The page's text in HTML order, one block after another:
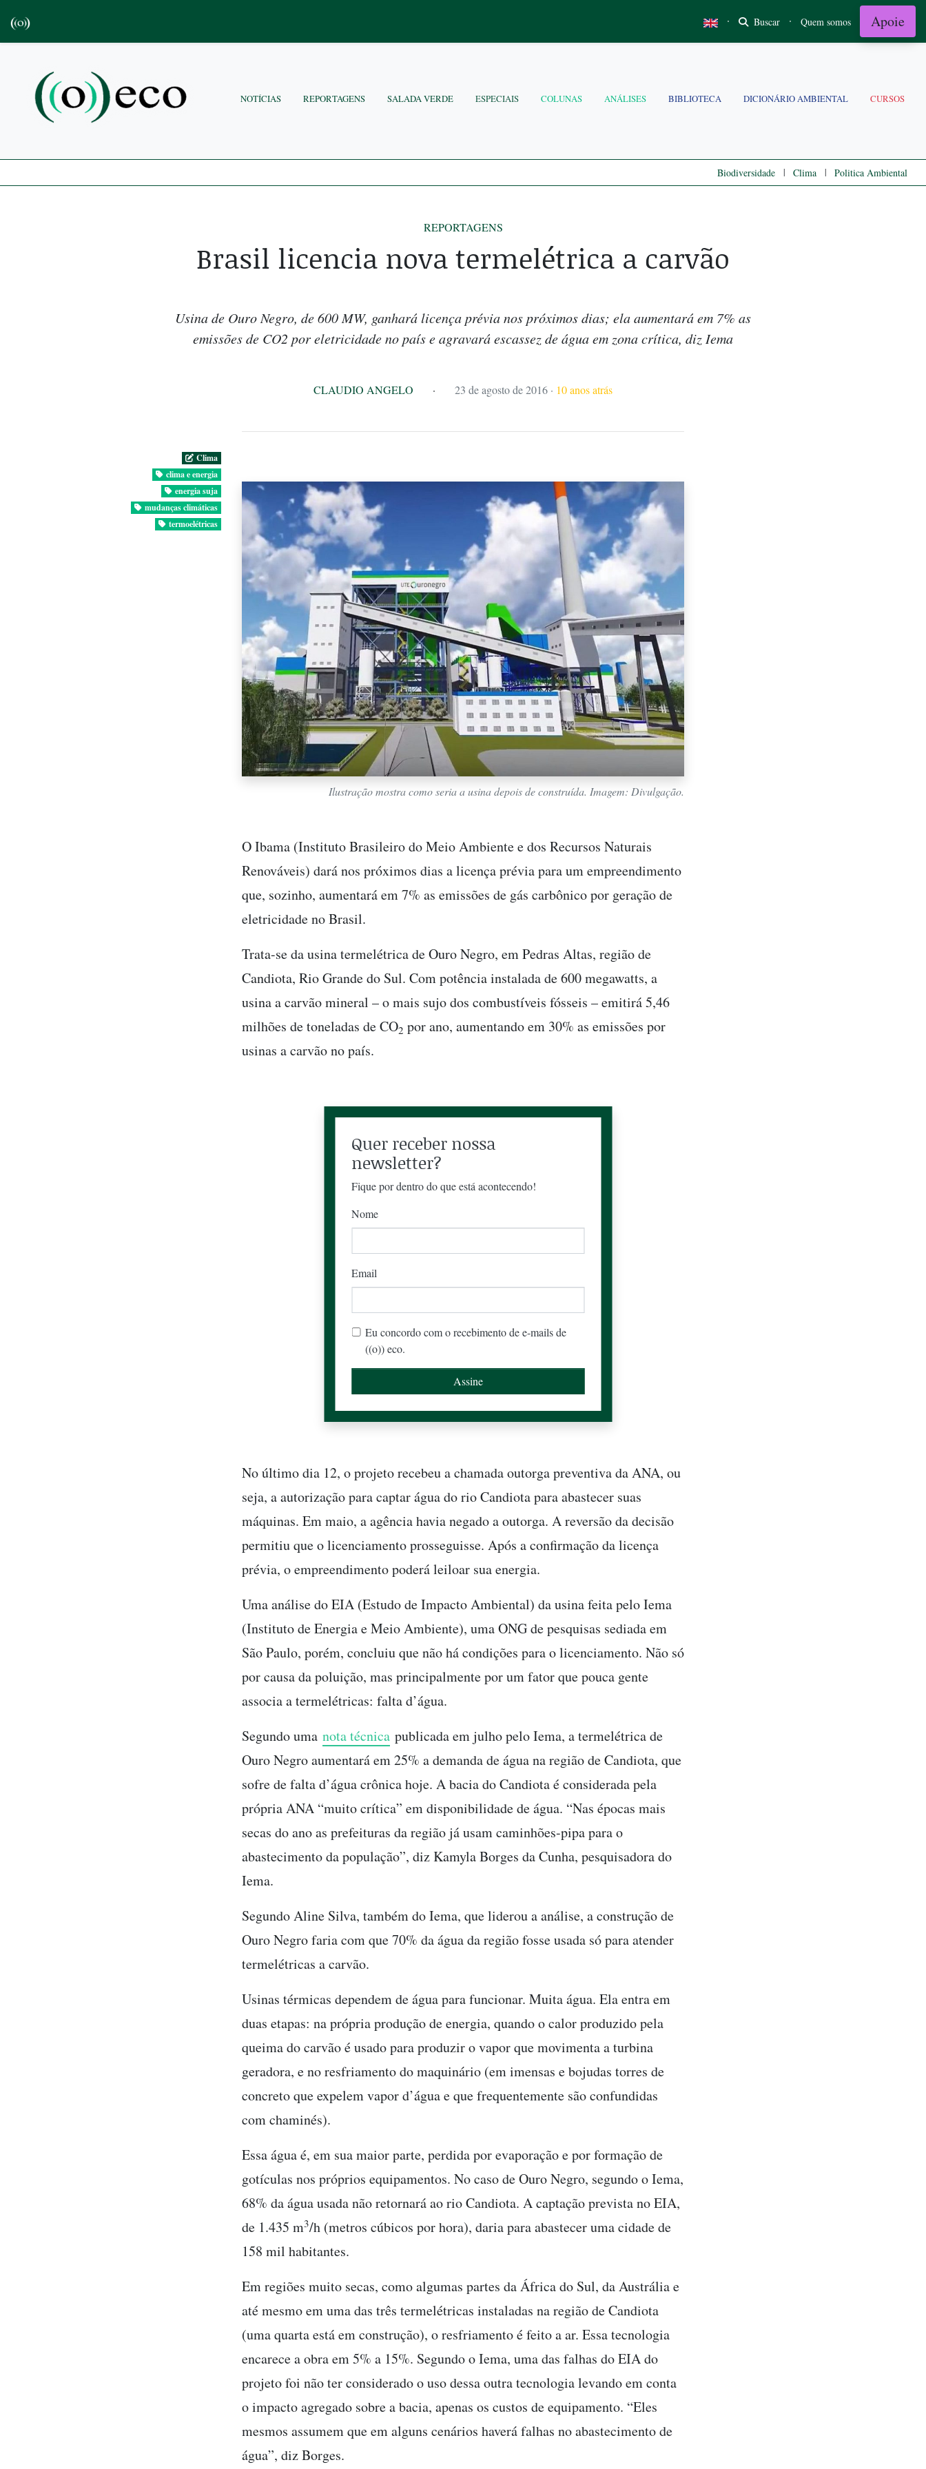
· Buscar · Quem somos Apoie
NOTÍCIAS REPORTAGENS SALADA VERDE ESPECIAIS COLUNAS ANÁLISES BIBLIOTECA DICIONÁRIO AMBIENTAL CURSOS
Biodiversidade | Clima | Politica Ambiental
REPORTAGENS
Brasil licencia nova termelétrica a carvão
Usina de Ouro Negro, de 600 MW, ganhará licença prévia nos próximos dias; ela aumentará em 7% as
emissões de CO2 por eletricidade no país e agravará escassez de água em zona crítica, diz Iema
CLAUDIO ANGELO · 23 de agosto de 2016 · 10 anos atrás
Clima
clima e energia
energia suja
mudanças climáticas
termoelétricas
Ilustração mostra como seria a usina depois de construída. Imagem: Divulgação.
O Ibama (Instituto Brasileiro do Meio Ambiente e dos Recursos Naturais
Renováveis) dará nos próximos dias a licença prévia para um empreendimento
que, sozinho, aumentará em 7% as emissões de gás carbônico por geração de
eletricidade no Brasil.
Trata-se da usina termelétrica de Ouro Negro, em Pedras Altas, região de
Candiota, Rio Grande do Sul. Com potência instalada de 600 megawatts, a
usina a carvão mineral – o mais sujo dos combustíveis fósseis – emitirá 5,46
milhões de toneladas de CO2 por ano, aumentando em 30% as emissões por
usinas a carvão no país.
Quer receber nossa
newsletter?
Fique por dentro do que está acontecendo!
Nome
Email
Eu concordo com o recebimento de e-mails de
((o)) eco.
No último dia 12, o projeto recebeu a chamada outorga preventiva da ANA, ou
seja, a autorização para captar água do rio Candiota para abastecer suas
máquinas. Em maio, a agência havia negado a outorga. A reversão da decisão
permitiu que o licenciamento prosseguisse. Após a confirmação da licença
prévia, o empreendimento poderá leiloar sua energia.
Uma análise do EIA (Estudo de Impacto Ambiental) da usina feita pelo Iema
(Instituto de Energia e Meio Ambiente), uma ONG de pesquisas sediada em
São Paulo, porém, concluiu que não há condições para o licenciamento. Não só
por causa da poluição, mas principalmente por um fator que pouca gente
associa a termelétricas: falta d’água.
Segundo uma nota técnica publicada em julho pelo Iema, a termelétrica de
Ouro Negro aumentará em 25% a demanda de água na região de Candiota, que
sofre de falta d’água crônica hoje. A bacia do Candiota é considerada pela
própria ANA “muito crítica” em disponibilidade de água. “Nas épocas mais
secas do ano as prefeituras da região já usam caminhões-pipa para o
abastecimento da população”, diz Kamyla Borges da Cunha, pesquisadora do
Iema.
Segundo Aline Silva, também do Iema, que liderou a análise, a construção de
Ouro Negro faria com que 70% da água da região fosse usada só para atender
termelétricas a carvão.
Usinas térmicas dependem de água para funcionar. Muita água. Ela entra em
duas etapas: na própria produção de energia, quando o calor produzido pela
queima do carvão é usado para produzir o vapor que movimenta a turbina
geradora, e no resfriamento do maquinário (em imensas e bojudas torres de
concreto que expelem vapor d’água e que frequentemente são confundidas
com chaminés).
Essa água é, em sua maior parte, perdida por evaporação e por formação de
gotículas nos próprios equipamentos. No caso de Ouro Negro, segundo o Iema,
68% da água usada não retornará ao rio Candiota. A captação prevista no EIA,
de 1.435 m3/h (metros cúbicos por hora), daria para abastecer uma cidade de
158 mil habitantes.
Em regiões muito secas, como algumas partes da África do Sul, da Austrália e
até mesmo em uma das três termelétricas instaladas na região de Candiota
(uma quarta está em construção), o resfriamento é feito a ar. Essa tecnologia
encarece a obra em 5% a 15%. Segundo o Iema, uma das falhas do EIA do
projeto foi não ter considerado o uso dessa outra tecnologia levando em conta
o impacto agregado sobre a bacia, apenas os custos de equipamento. “Eles
mesmos assumem que em alguns cenários haverá falhas no abastecimento de
água”, diz Borges.